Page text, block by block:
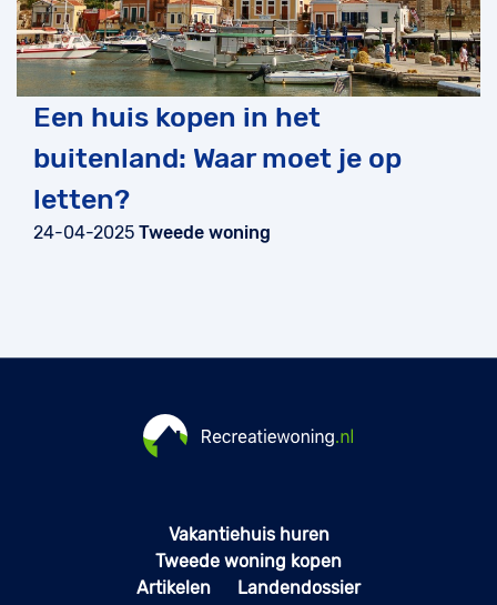
Een huis kopen in het
buitenland: Waar moet je op
letten?
24-04-2025 Tweede woning
Vakantiehuis huren
Tweede woning kopen
Artikelen
Landendossier